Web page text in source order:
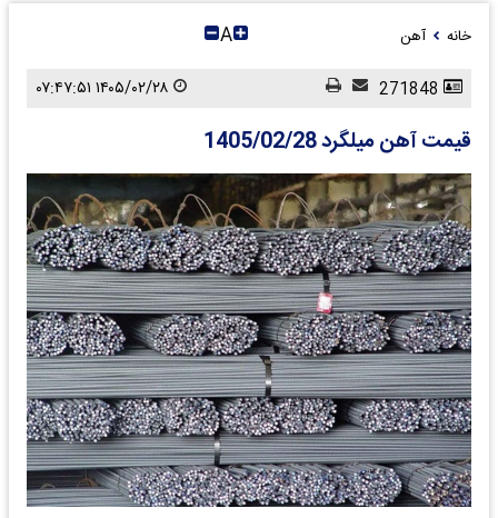
خانه آهن A
قیمت آهن میلگرد 1405/02/28